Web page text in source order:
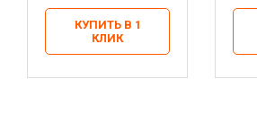
КУПИТЬ В 1
КЛИК